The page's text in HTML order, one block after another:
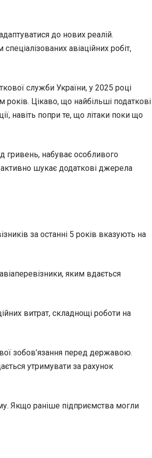
до нових реалій.
авіаційних робіт,
служби України, у 2025 році
років. Цікаво, що найбільші податкові
навіть попри те, що літаки поки що
гривень, набуває особливого
шукає додаткові джерела
за останні 5 років вказують на
яким вдається
витрат, складнощі роботи на
зобов’язання перед державою.
утримувати за рахунок
Якщо раніше підприємства могли